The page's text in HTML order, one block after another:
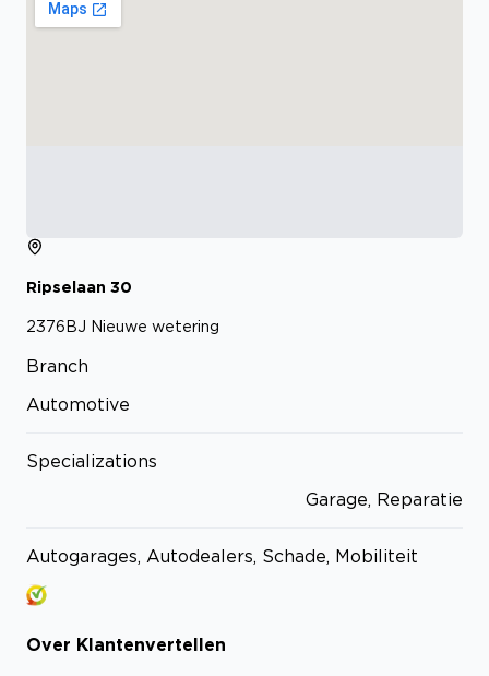
Ripselaan 30
2376BJ Nieuwe wetering
Branch
Automotive
Specializations
Garage, Reparatie
Autogarages, Autodealers, Schade, Mobiliteit
Over Klantenvertellen